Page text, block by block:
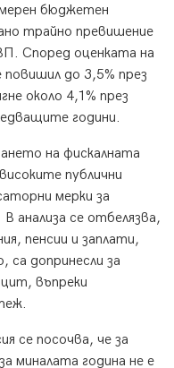
бюджетен
трайно превишение
Според оценката на
до 3,5% през
около 4,1% през
години.
на фискалната
публични
мерки за
анализа се отбелязва,
пенсии и заплати,
са допринесли за
въпреки
се посочва, че за
миналата година не е